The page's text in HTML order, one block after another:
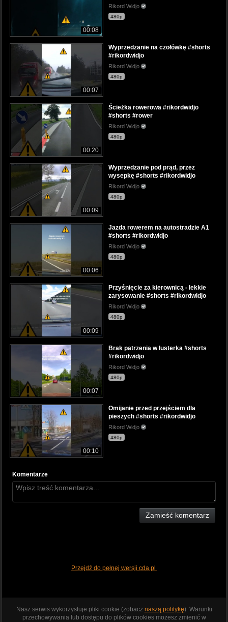
00:08
Rikord Widjo
480p
00:07
Wyprzedzanie na czołówkę #shorts
#rikordwidjo
Rikord Widjo
480p
00:20
Ścieżka rowerowa #rikordwidjo
#shorts #rower
Rikord Widjo
480p
00:09
Wyprzedzanie pod prąd, przez
wysepkę #shorts #rikordwidjo
Rikord Widjo
480p
00:06
Jazda rowerem na autostradzie A1
#shorts #rikordwidjo
Rikord Widjo
480p
00:09
Przyśnięcie za kierownicą - lekkie
zarysowanie #shorts #rikordwidjo
Rikord Widjo
480p
00:07
Brak patrzenia w lusterka #shorts
#rikordwidjo
Rikord Widjo
480p
00:10
Omijanie przed przejściem dla
pieszych #shorts #rikordwidjo
Rikord Widjo
480p
Komentarze
Zamieść komentarz
Przejdź do pełnej wersji cda.pl
Nasz serwis wykorzystuje pliki cookie (zobacz naszą politykę). Warunki
przechowywania lub dostępu do plików cookies możesz zmienić w